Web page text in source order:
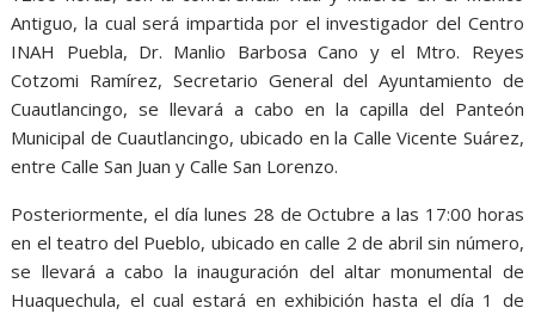
Antiguo, la cual será impartida por el investigador del Centro
INAH Puebla, Dr. Manlio Barbosa Cano y el Mtro. Reyes
Cotzomi Ramírez, Secretario General del Ayuntamiento de
Cuautlancingo, se llevará a cabo en la capilla del Panteón
Municipal de Cuautlancingo, ubicado en la Calle Vicente Suárez,
entre Calle San Juan y Calle San Lorenzo.
Posteriormente, el día lunes 28 de Octubre a las 17:00 horas
en el teatro del Pueblo, ubicado en calle 2 de abril sin número,
se llevará a cabo la inauguración del altar monumental de
Huaquechula, el cual estará en exhibición hasta el día 1 de